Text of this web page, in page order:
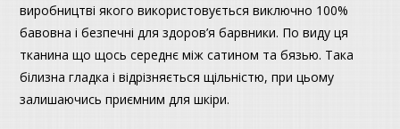
виробництві якого використовується виключно 100%
бавовна і безпечні для здоров’я барвники. По виду ця
тканина що щось середнє між сатином та бязью. Така
білизна гладка і відрізняється щільністю, при цьому
залишаючись приємним для шкіри.